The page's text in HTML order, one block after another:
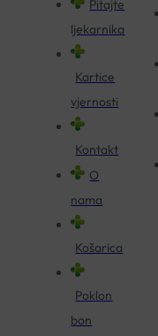
Pitajte
ljekarnika
Kartice
vjernosti
Kontakt
O
nama
Košarica
Poklon
bon